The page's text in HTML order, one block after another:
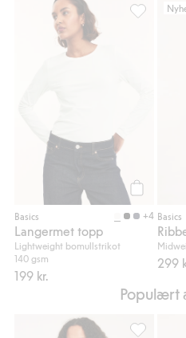
Legg til
Basics +4
Langermet topp
Lightweight bomullstrikot
140 gsm
199 kr.
Basics
299
Populært